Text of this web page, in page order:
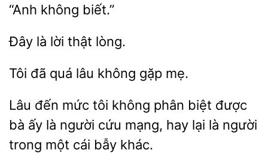
là lòng.
đã quá lâu không
Lâu đến mức tôi không phân biệt được
bà
người cứu mạng, hay
là người
trong một cái bẫy khác.